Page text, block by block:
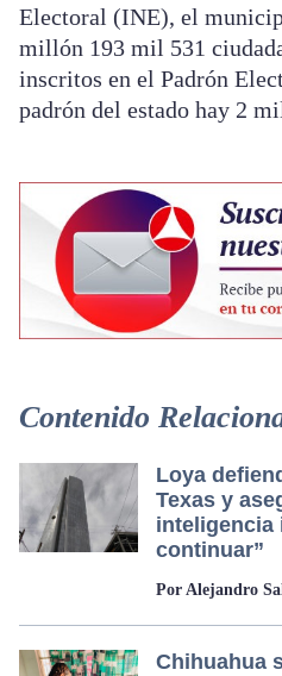
Electoral (INE), el
millón 193 mil 531
inscritos en el Padrón
padrón del estado hay 2
Contenido
Loya
Texas y
inteligencia
continuar”
Por Alejandro
Chihuahua